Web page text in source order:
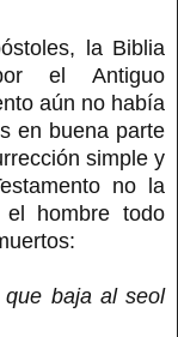
la Biblia
el Antiguo
aún no había
en buena parte
simple y
no la
hombre todo
baja al seol